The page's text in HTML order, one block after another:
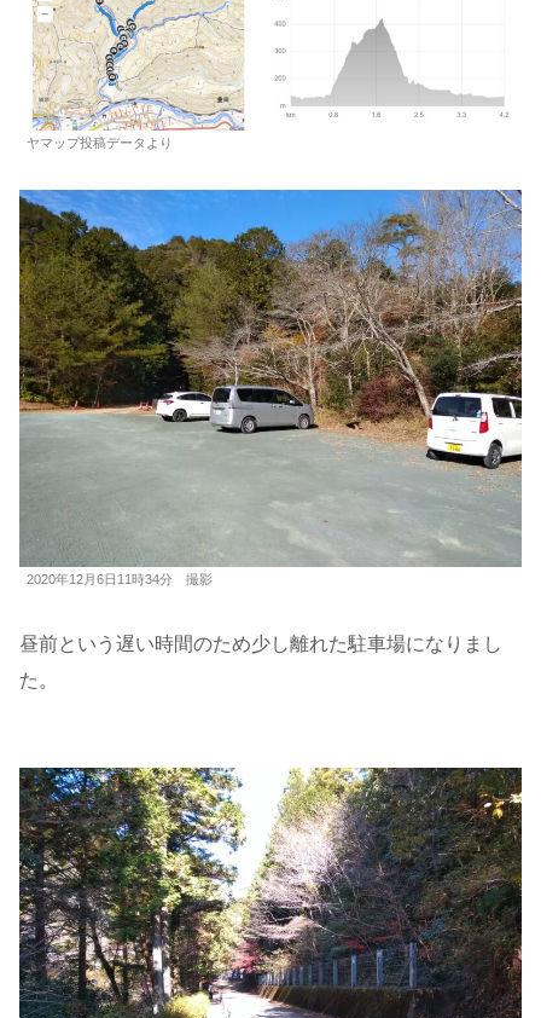
ヤマップ投稿データより
2020年12月6日11時34分 撮影
昼前という遅い時間のため少し離れた駐車場になりまし
た。